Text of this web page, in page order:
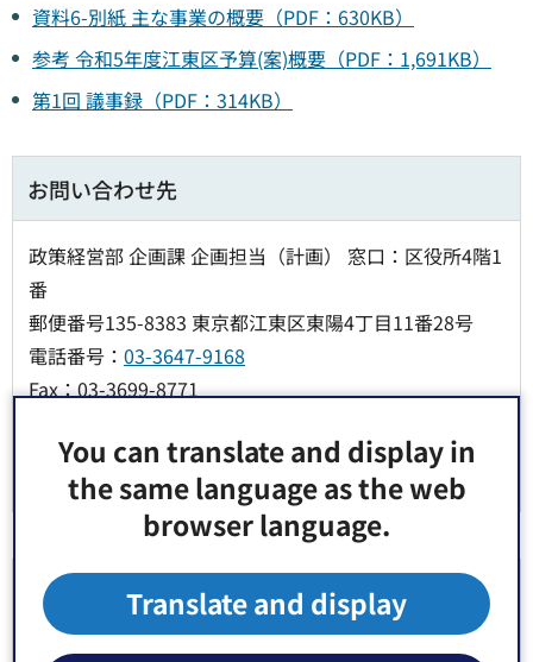
You can translate and display in
the same language as the web
browser language.
Translate and display
資料6-別紙 主な事業の概要（PDF：630KB）
参考 令和5年度江東区予算(案)概要（PDF：1,691KB）
第1回 議事録（PDF：314KB）
お問い合わせ先
政策経営部 企画課 企画担当（計画） 窓口：区役所4階1
番
郵便番号135-8383 東京都江東区東陽4丁目11番28号
電話番号： 03-3647-9168
Fax：03-3699-8771
より良いウェブサイトにするためにみなさまのご
意見をお聞かせください